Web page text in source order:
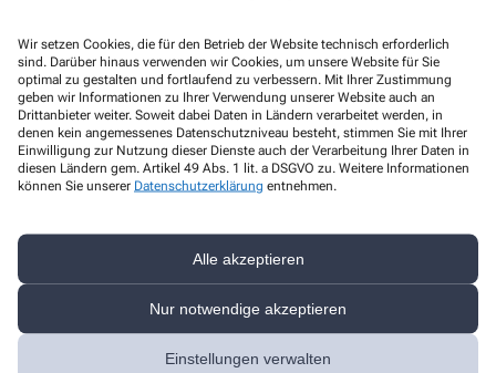
Wir setzen Cookies, die für den Betrieb der Website technisch erforderlich
sind. Darüber hinaus verwenden wir Cookies, um unsere Website für Sie
optimal zu gestalten und fortlaufend zu verbessern. Mit Ihrer Zustimmung
geben wir Informationen zu Ihrer Verwendung unserer Website auch an
Drittanbieter weiter. Soweit dabei Daten in Ländern verarbeitet werden, in
denen kein angemessenes Datenschutzniveau besteht, stimmen Sie mit Ihrer
Einwilligung zur Nutzung dieser Dienste auch der Verarbeitung Ihrer Daten in
diesen Ländern gem. Artikel 49 Abs. 1 lit. a DSGVO zu. Weitere Informationen
können Sie unserer Datenschutzerklärung entnehmen.
Alle akzeptieren
Nur notwendige akzeptieren
Einstellungen verwalten
* Bitte füllen Sie die Pflichtfelder aus
Ich erkläre mich damit einverstanden, dass die von mir angegebenen
Daten elektronisch erfasst und gespeichert und meine Daten an die
von mir ausgesuchte Apotheke übergeben werden. Rechtsgrundlage
der Verarbeitung ist Art. 6 Abs. 1 lit. a DS-GVO. Die Einwilligung kann
nicolaiapoberlin@googlemail.com.
Ihre Daten werden ausschließlich zur Bearbeitung Ihrer Anfrage
folgendem Link:Datenschutz.
Sind Sie ein Mensch? Dann wählen Sie bitte